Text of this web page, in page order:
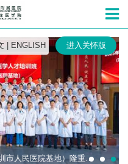
深圳市人民
ENGLISH 进入关怀版
2025年全国老年医学人才培训班（深圳市人民医院基地）隆重开班